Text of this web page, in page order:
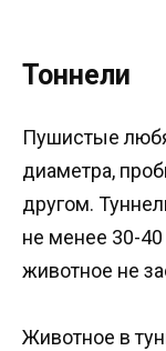
Тоннели
Пушистые
диаметра,
другом.
не менее 30-
животное не
Животное в